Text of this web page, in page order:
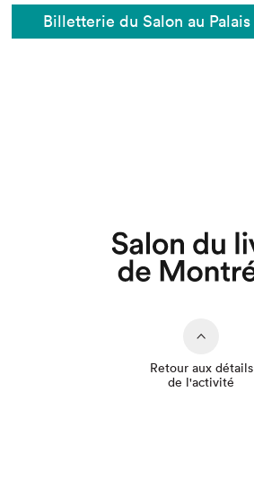
Billetterie du Salon au Palais
Retour aux détails
de l'activité